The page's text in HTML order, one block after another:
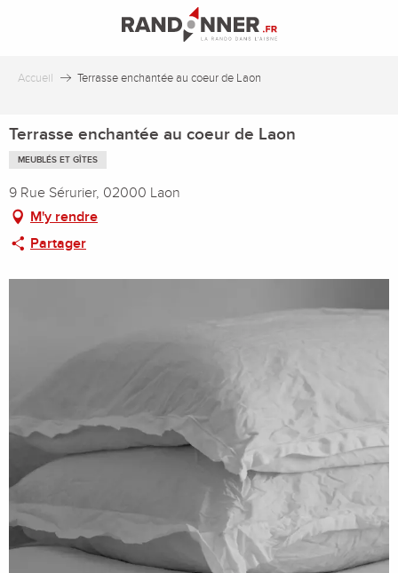
principal
Accueil Terrasse enchantée au coeur de Laon
Terrasse enchantée au coeur de Laon
MEUBLÉS ET GÎTES
9 Rue Sérurier, 02000 Laon
M'y rendre
Partager